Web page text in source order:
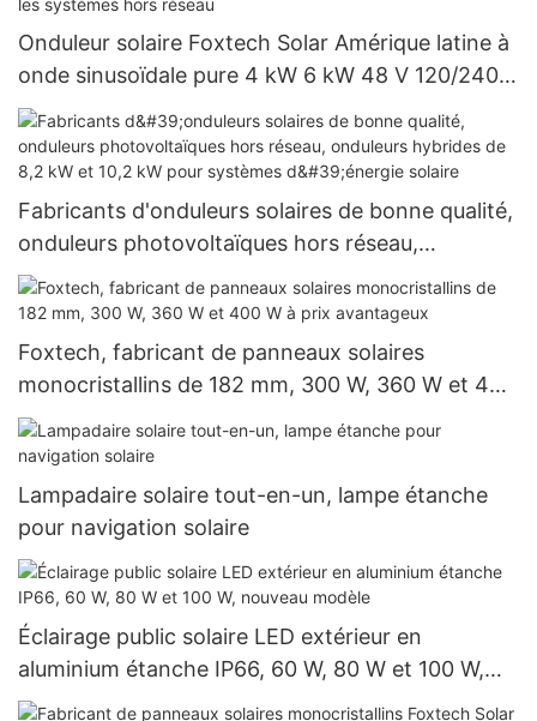
Onduleur solaire Foxtech Solar Amérique latine à
onde sinusoïdale pure 4 kW 6 kW 48 V 120/240
V, prix de gros pour les systèmes hors réseau
Fabricants d'onduleurs solaires de bonne qualité,
onduleurs photovoltaïques hors réseau,
onduleurs hybrides de 8,2 kW et 10,2 kW pour
systèmes d'énergie solaire
Foxtech, fabricant de panneaux solaires
monocristallins de 182 mm, 300 W, 360 W et 400
W à prix avantageux
Lampadaire solaire tout-en-un, lampe étanche
pour navigation solaire
Éclairage public solaire LED extérieur en
aluminium étanche IP66, 60 W, 80 W et 100 W,
nouveau modèle